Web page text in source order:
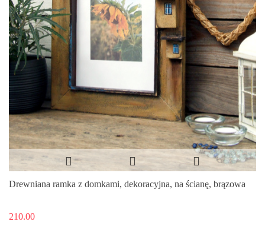
Drewniana ramka z domkami, dekoracyjna, na ścianę, brązowa
210.00